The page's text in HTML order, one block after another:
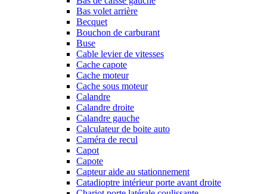
Bas volet arrière
Becquet
Bouchon de carburant
Buse
Cable levier de vitesses
Cache capote
Cache moteur
Cache sous moteur
Calandre
Calandre droite
Calandre gauche
Calculateur de boite auto
Caméra de recul
Capot
Capote
Capteur aide au stationnement
Catadioptre intérieur porte avant droite